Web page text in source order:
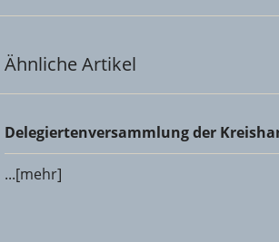
Ähnliche Artikel
Delegiertenversammlung der
Delegiertenversammlung der
...[mehr]